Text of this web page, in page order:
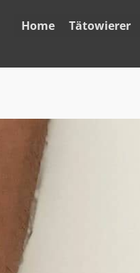
Home Tätowierer